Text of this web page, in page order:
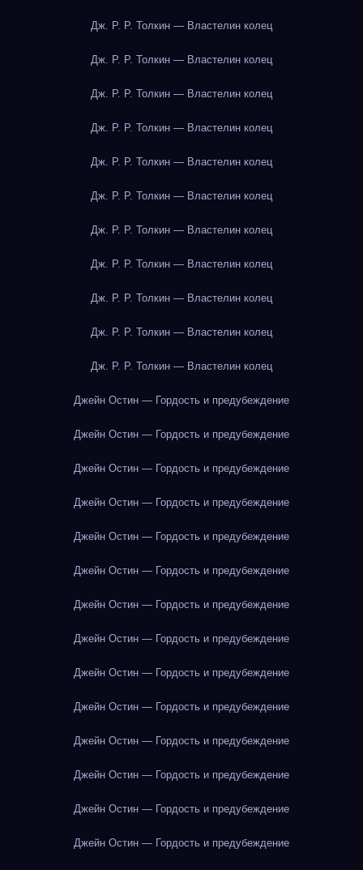
Дж. Р. Р. Толкин — Властелин колец
Дж. Р. Р. Толкин — Властелин колец
Дж. Р. Р. Толкин — Властелин колец
Дж. Р. Р. Толкин — Властелин колец
Дж. Р. Р. Толкин — Властелин колец
Дж. Р. Р. Толкин — Властелин колец
Дж. Р. Р. Толкин — Властелин колец
Дж. Р. Р. Толкин — Властелин колец
Дж. Р. Р. Толкин — Властелин колец
Дж. Р. Р. Толкин — Властелин колец
Дж. Р. Р. Толкин — Властелин колец
Джейн Остин — Гордость и предубеждение
Джейн Остин — Гордость и предубеждение
Джейн Остин — Гордость и предубеждение
Джейн Остин — Гордость и предубеждение
Джейн Остин — Гордость и предубеждение
Джейн Остин — Гордость и предубеждение
Джейн Остин — Гордость и предубеждение
Джейн Остин — Гордость и предубеждение
Джейн Остин — Гордость и предубеждение
Джейн Остин — Гордость и предубеждение
Джейн Остин — Гордость и предубеждение
Джейн Остин — Гордость и предубеждение
Джейн Остин — Гордость и предубеждение
Джейн Остин — Гордость и предубеждение